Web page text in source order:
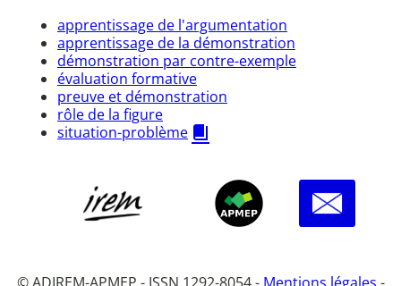
apprentissage de l'argumentation
apprentissage de la démonstration
démonstration par contre-exemple
évaluation formative
preuve et démonstration
rôle de la figure
situation-problème